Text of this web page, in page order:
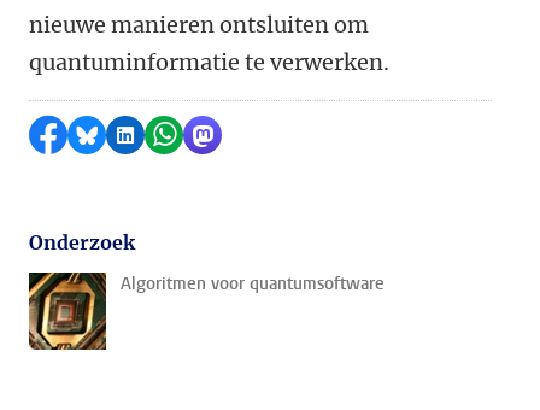
nieuwe manieren ontsluiten om
quantuminformatie te verwerken.
Delen op Facebook
Delen via Bluesky
Delen op LinkedIn
Delen via WhatsApp
Delen via Mastodon
Onderzoek
Algoritmen voor quantumsoftware